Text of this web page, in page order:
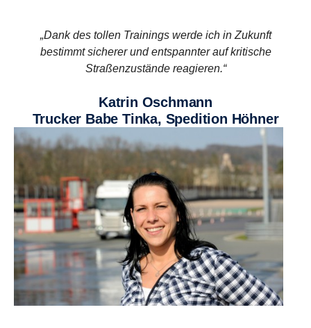
„Dank des tollen Trainings werde ich in Zukunft
bestimmt sicherer und entspannter auf kritische
Straßenzustände reagieren.“
Katrin Oschmann
Trucker Babe Tinka, Spedition Höhner